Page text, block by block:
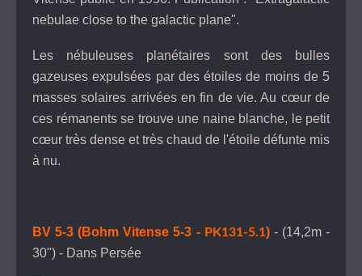
nebulae close to the galactic plane".
Les nébuleuses planétaires sont des bulles
gazeuses expulsées par des étoiles de moins de 5
masses solaires arrivées en fin de vie. Au cœur de
ces rémanents se trouve une naine blanche, le petit
cœur très dense et très chaud de l'étoile défunte mis
à nu.
BV 5-3 (Bohm Vitense 5-3 - PK131-5.1) - (14,2m -
30") - Dans Persée